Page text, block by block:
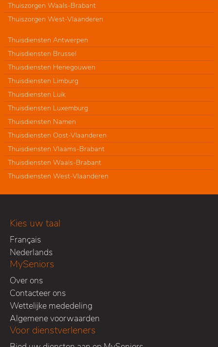
Thuiszorgen Waals-Brabant
Thuiszorgen West-Vlaanderen
Thuisdiensten Antwerpen
Thuisdiensten Brussel
Thuisdiensten Henegouwen
Thuisdiensten Limburg
Thuisdiensten Luik
Thuisdiensten Luxemburg
Thuisdiensten Namen
Thuisdiensten Oost-Vlaanderen
Thuisdiensten Vlaams-Brabant
Thuisdiensten Waals-Brabant
Thuisdiensten West-Vlaanderen
Kies uw taal
Français
Nederlands
MySeniors
Over ons
Contacteer ons
Wettelijke mededeling
Algemene voorwaarden
Voor dienstverleners